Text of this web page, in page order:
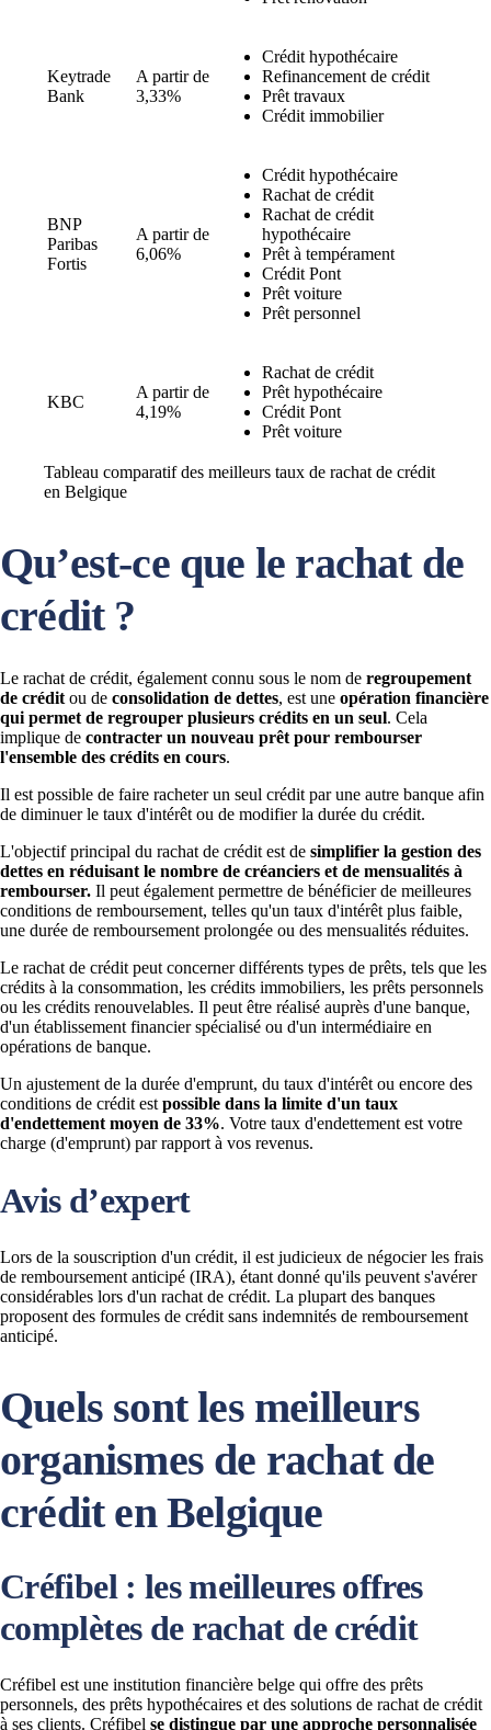
Keytrade
Bank
A partir de
3,33%
Crédit hypothécaire
Refinancement de crédit
Prêt travaux
Crédit immobilier
BNP
Paribas
Fortis
A partir de
6,06%
Crédit hypothécaire
Rachat de crédit
Rachat de crédit
hypothécaire
Prêt à tempérament
Crédit Pont
Prêt voiture
Prêt personnel
KBC
A partir de
4,19%
Rachat de crédit
Prêt hypothécaire
Crédit Pont
Prêt voiture
Tableau comparatif des meilleurs taux de rachat de crédit
en Belgique
Qu’est-ce que le rachat de
crédit ?
Le rachat de crédit, également connu sous le nom de regroupement
de crédit ou de consolidation de dettes, est une opération financière
qui permet de regrouper plusieurs crédits en un seul. Cela
implique de contracter un nouveau prêt pour rembourser
l'ensemble des crédits en cours.
Il est possible de faire racheter un seul crédit par une autre banque afin
de diminuer le taux d'intérêt ou de modifier la durée du crédit.
L'objectif principal du rachat de crédit est de simplifier la gestion des
dettes en réduisant le nombre de créanciers et de mensualités à
rembourser. Il peut également permettre de bénéficier de meilleures
conditions de remboursement, telles qu'un taux d'intérêt plus faible,
une durée de remboursement prolongée ou des mensualités réduites.
Le rachat de crédit peut concerner différents types de prêts, tels que les
crédits à la consommation, les crédits immobiliers, les prêts personnels
ou les crédits renouvelables. Il peut être réalisé auprès d'une banque,
d'un établissement financier spécialisé ou d'un intermédiaire en
opérations de banque.
Un ajustement de la durée d'emprunt, du taux d'intérêt ou encore des
conditions de crédit est possible dans la limite d'un taux
d'endettement moyen de 33%. Votre taux d'endettement est votre
charge (d'emprunt) par rapport à vos revenus.
Avis d’expert
Lors de la souscription d'un crédit, il est judicieux de négocier les frais
de remboursement anticipé (IRA), étant donné qu'ils peuvent s'avérer
considérables lors d'un rachat de crédit. La plupart des banques
proposent des formules de crédit sans indemnités de remboursement
anticipé.
Quels sont les meilleurs
organismes de rachat de
crédit en Belgique
Créfibel : les meilleures offres
complètes de rachat de crédit
Créfibel est une institution financière belge qui offre des prêts
personnels, des prêts hypothécaires et des solutions de rachat de crédit
à ses clients. Créfibel se distingue par une approche personnalisée